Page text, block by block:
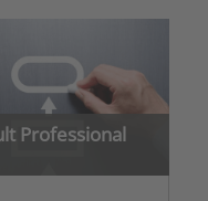
Professional